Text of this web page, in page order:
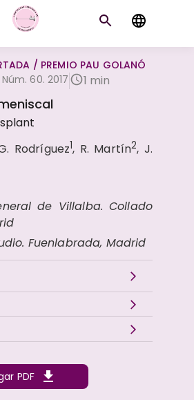
/ PREMIO PAU GOLANÓ
60. 2017
1 min
Rodríguez1, R. Martín2, J.
de Villalba. Collado
Fuenlabrada, Madrid
PDF